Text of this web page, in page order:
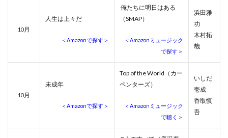
10月
人生は上々だ
＜Amazonで探す＞
俺たちに明日はある
（SMAP）
＜Amazonミュージック
で探す＞
浜田雅
功
木村拓
哉
10月
未成年
＜Amazonで探す＞
Top of the World（カー
ペンターズ）
＜Amazonミュージック
で聴く＞
いしだ
壱成
香取慎
吾